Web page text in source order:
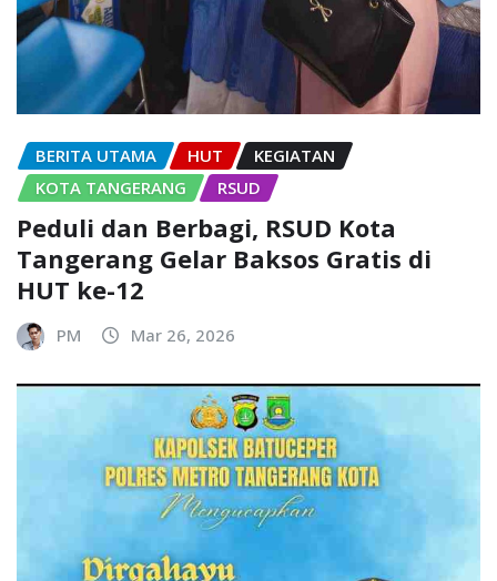
BERITA UTAMA HUT
KEGIATAN
KOTA TANGERANG
RSUD
Peduli dan Berbagi, RSUD Kota
Tangerang Gelar Baksos Gratis di
HUT ke-12
PM Mar 26, 2026